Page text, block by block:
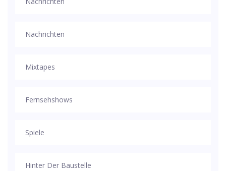
Nachrichten
Mixtapes
Fernsehshows
Spiele
Hinter Der Baustelle